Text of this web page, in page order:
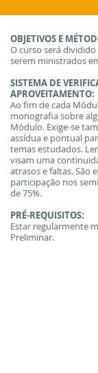
OBJETIVOS E
O curso será
serem ministrados
SISTEMA DE
APROVEITAMENTO:
Ao fim de cada
monografia sobre
Módulo. Exige-se
assídua e pontual
temas estudados.
visam uma
atrasos e faltas. São
participação nos
de 75%.
PRÉ-REQUISITOS:
Estar regularmente
Preliminar.